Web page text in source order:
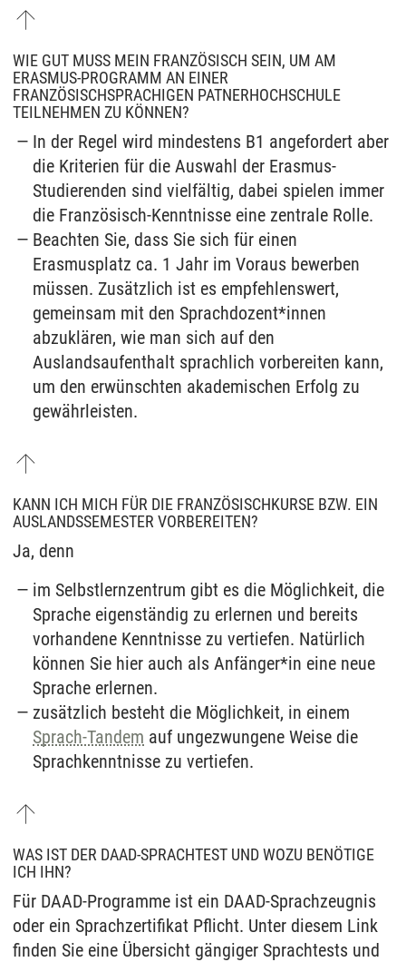
WIE GUT MUSS MEIN FRANZÖSISCH SEIN, UM AM
ERASMUS-PROGRAMM AN EINER
FRANZÖSISCHSPRACHIGEN PATNERHOCHSCHULE
TEILNEHMEN ZU KÖNNEN?
In der Regel wird mindestens B1 angefordert aber
die Kriterien für die Auswahl der Erasmus-
Studierenden sind vielfältig, dabei spielen immer
die Französisch-Kenntnisse eine zentrale Rolle.
Beachten Sie, dass Sie sich für einen
Erasmusplatz ca. 1 Jahr im Voraus bewerben
müssen. Zusätzlich ist es empfehlenswert,
gemeinsam mit den Sprachdozent*innen
abzuklären, wie man sich auf den
Auslandsaufenthalt sprachlich vorbereiten kann,
um den erwünschten akademischen Erfolg zu
gewährleisten.
KANN ICH MICH FÜR DIE FRANZÖSISCHKURSE BZW. EIN
AUSLANDSSEMESTER VORBEREITEN?
Ja, denn
im Selbstlernzentrum gibt es die Möglichkeit, die
Sprache eigenständig zu erlernen und bereits
vorhandene Kenntnisse zu vertiefen. Natürlich
können Sie hier auch als Anfänger*in eine neue
Sprache erlernen.
zusätzlich besteht die Möglichkeit, in einem
Sprach-Tandem auf ungezwungene Weise die
Sprachkenntnisse zu vertiefen.
WAS IST DER DAAD-SPRACHTEST UND WOZU BENÖTIGE
ICH IHN?
Für DAAD-Programme ist ein DAAD-Sprachzeugnis
oder ein Sprachzertifikat Pflicht. Unter diesem Link
finden Sie eine Übersicht gängiger Sprachtests und